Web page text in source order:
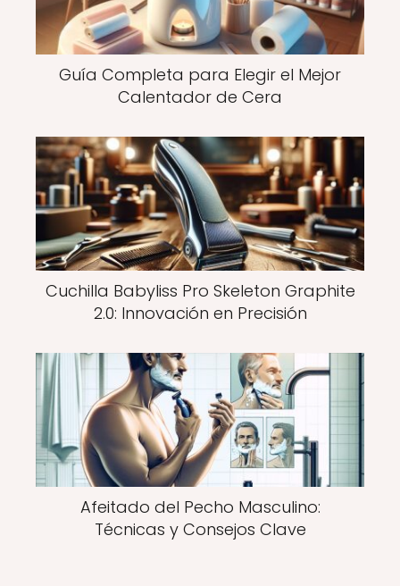
Guía Completa para Elegir el Mejor
Calentador de Cera
Cuchilla Babyliss Pro Skeleton Graphite
2.0: Innovación en Precisión
Afeitado del Pecho Masculino:
Técnicas y Consejos Clave